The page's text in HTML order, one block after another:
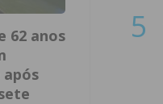
62 anos
5